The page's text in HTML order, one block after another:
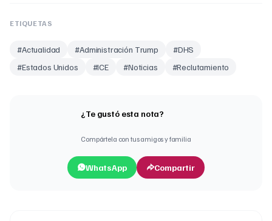
ETIQUETAS
#Actualidad #Administración Trump #DHS
#Estados Unidos #ICE #Noticias #Reclutamiento
¿Te gustó esta nota?
Compártela con tus amigos y familia
WhatsApp Compartir